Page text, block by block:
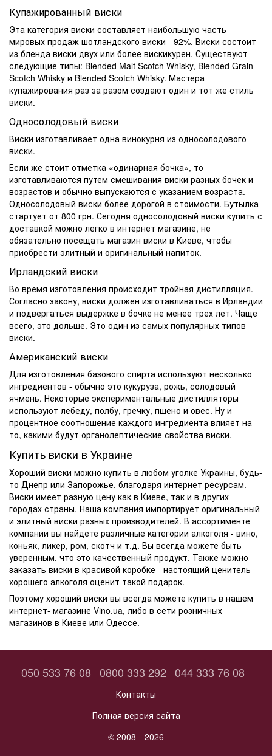
Купажированный виски
Эта категория виски составляет наибольшую часть
мировых продаж шотландского виски - 92%. Виски состоит
из бленда виски двух или более вискикурен. Существуют
следующие типы: Blended Malt Scotch Whisky, Blended Grain
Scotch Whisky и Blended Scotch Whisky. Мастера
купажирования раз за разом создают один и тот же стиль
виски.
Односолодовый виски
Виски изготавливает одна винокурня из односолодового
виски.
Если же стоит отметка «одинарная бочка», то
изготавливаются путем смешивания виски разных бочек и
возрастов и обычно выпускаются с указанием возраста.
Односолодовый виски более дорогой в стоимости. Бутылка
стартует от 800 грн. Сегодня односолодовый виски купить с
доставкой можно легко в интернет магазине, не
обязательно посещать магазин виски в Киеве, чтобы
приобрести элитный и оригинальный напиток.
Ирландский виски
Во время изготовления происходит тройная дистилляция.
Согласно закону, виски должен изготавливаться в Ирландии
и подвергаться выдержке в бочке не менее трех лет. Чаще
всего, это дольше. Это один из самых популярных типов
виски.
Американский виски
Для изготовления базового спирта используют несколько
ингредиентов - обычно это кукуруза, рожь, солодовый
ячмень. Некоторые экспериментальные дистилляторы
используют лебеду, полбу, гречку, пшено и овес. Ну и
процентное соотношение каждого ингредиента влияет на
то, какими будут органолептические свойства виски.
Купить виски в Украине
Хороший виски можно купить в любом уголке Украины, будь-
то Днепр или Запорожье, благодаря интернет ресурсам.
Виски имеет разную цену как в Киеве, так и в других
городах страны. Наша компания импортирует оригинальный
и элитный виски разных производителей. В ассортименте
компании вы найдете различные категории алкоголя - вино,
коньяк, ликер, ром, скотч и т.д. Вы всегда можете быть
уверенным, что это качественный продукт. Также можно
заказать виски в красивой коробке - настоящий ценитель
хорошего алкоголя оценит такой подарок.
Поэтому хороший виски вы всегда можете купить в нашем
интернет- магазине Vino.ua, либо в сети розничных
магазинов в Киеве или Одессе.
050 533 76 08 0800 333 292 044 333 76 08
Контакты
Полная версия сайта
© 2008—2026